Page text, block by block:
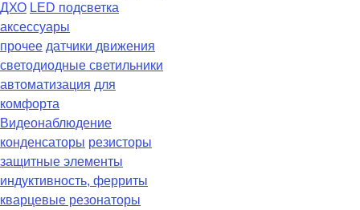
ДХО LED подсветка
аксессуары
прочее датчики движения
светодиодные светильники
автоматизация для
комфорта
Видеонаблюдение
конденсаторы резисторы
защитные элементы
индуктивность, ферриты
кварцевые резонаторы